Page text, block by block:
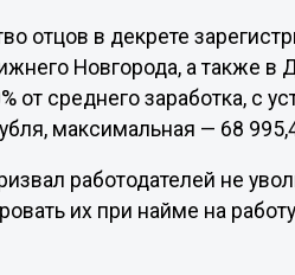
отцов в декрете
Новгорода, а также
от среднего заработка, с
максимальная — 68
работодателей не
их при найме на